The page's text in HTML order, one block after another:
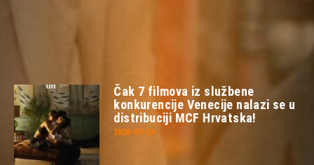
Čak 7 filmova iz službene
konkurencije Venecije nalazi se u
distribuciji MCF Hrvatska!
2026-07-23